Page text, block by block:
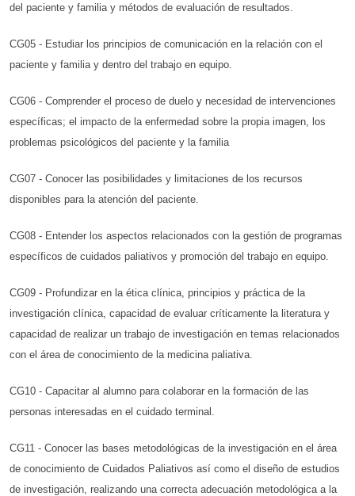
del paciente y familia y métodos de evaluación de resultados.
CG05 - Estudiar los principios de comunicación en la relación con el
paciente y familia y dentro del trabajo en equipo.
CG06 - Comprender el proceso de duelo y necesidad de intervenciones
específicas; el impacto de la enfermedad sobre la propia imagen, los
problemas psicológicos del paciente y la familia
CG07 - Conocer las posibilidades y limitaciones de los recursos
disponibles para la atención del paciente.
CG08 - Entender los aspectos relacionados con la gestión de programas
específicos de cuidados paliativos y promoción del trabajo en equipo.
CG09 - Profundizar en la ética clínica, principios y práctica de la
investigación clínica, capacidad de evaluar críticamente la literatura y
capacidad de realizar un trabajo de investigación en temas relacionados
con el área de conocimiento de la medicina paliativa.
CG10 - Capacitar al alumno para colaborar en la formación de las
personas interesadas en el cuidado terminal.
CG11 - Conocer las bases metodológicas de la investigación en el área
de conocimiento de Cuidados Paliativos así como el diseño de estudios
de investigación, realizando una correcta adecuación metodológica a la